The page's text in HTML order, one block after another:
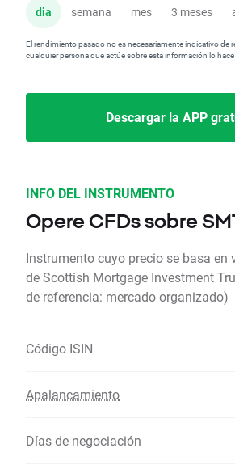
dia semana mes 3 meses
El rendimiento pasado no es necesariamente indicativo de
cualquier persona que actúe sobre esta información lo
Descargar la APP
INFO DEL INSTRUMENTO
Opere CFDs sobre
Instrumento cuyo precio se basa en
de Scottish Mortgage Investment
de referencia: mercado organizado)
Código ISIN
Apalancamiento
Días de negociación